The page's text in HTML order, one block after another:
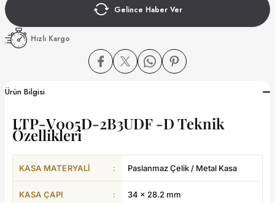
Gelince Haber Ver
Hızlı Kargo
Ürün Bilgisi
LTP-V005D-2B3UDF -D Teknik
Özellikleri
KASA MATERYALI : Paslanmaz Çelik / Metal Kasa
KASA ÇAPI : 34 × 28.2 mm